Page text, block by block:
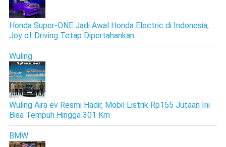
Honda Super-ONE Jadi Awal Honda Electric di Indonesia,
Joy of Driving Tetap Dipertahankan
Wuling
Wuling Aira ev Resmi Hadir, Mobil Listrik Rp155 Jutaan Ini
Bisa Tempuh Hingga 301 Km
BMW